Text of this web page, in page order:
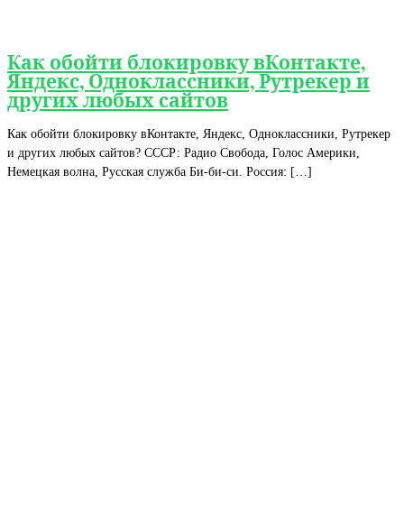
Как обойти блокировку вКонтакте,
Яндекс, Одноклассники, Рутрекер и
других любых сайтов
Как обойти блокировку вКонтакте, Яндекс, Одноклассники, Рутрекер
и других любых сайтов? СССР: Радио Свобода, Голос Америки,
Немецкая волна, Русская служба Би-би-си. Россия: […]